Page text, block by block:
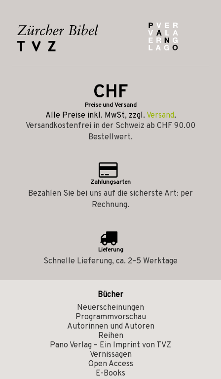
CHF
Preise und Versand
Alle Preise inkl. MwSt, zzgl. Versand.
Versandkostenfrei in der Schweiz ab CHF 90.00
Bestellwert.
Zahlungsarten
Bezahlen Sie bei uns auf die sicherste Art: per
Rechnung.
Lieferung
Schnelle Lieferung, ca. 2–5 Werktage
Bücher
Neuerscheinungen
Programmvorschau
Autorinnen und Autoren
Reihen
Pano Verlag – Ein Imprint von TVZ
Vernissagen
Open Access
E-Books